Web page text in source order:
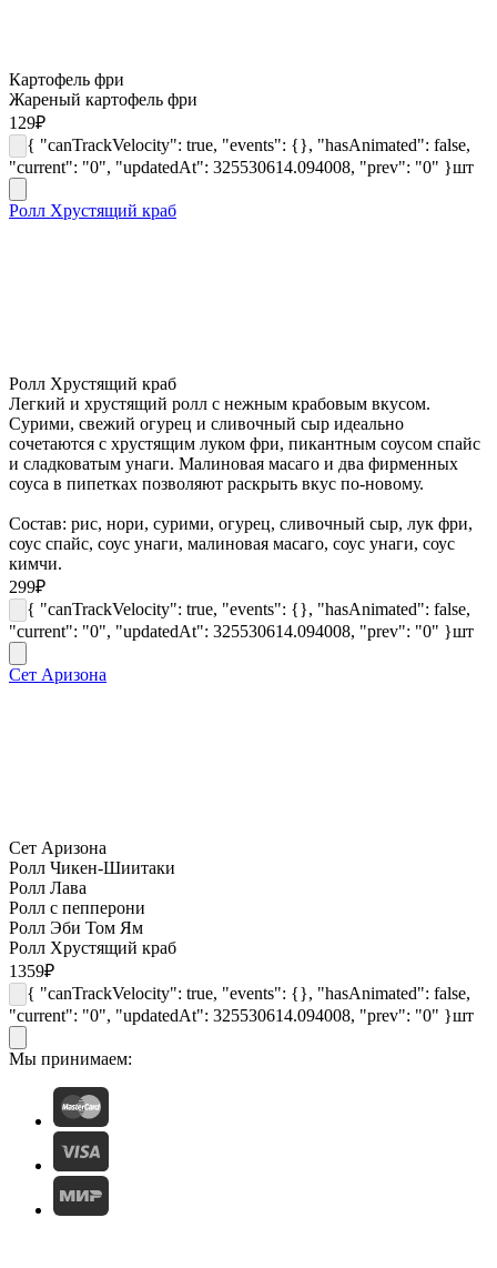
Картофель фри
Жареный картофель фри
129₽
{ "canTrackVelocity": true, "events": {}, "hasAnimated": false,
"current": "0", "updatedAt": 325530614.094008, "prev": "0" }шт
Ролл Хрустящий краб
Ролл Хрустящий краб
Легкий и хрустящий ролл с нежным крабовым вкусом.
Сурими, свежий огурец и сливочный сыр идеально
сочетаются с хрустящим луком фри, пикантным соусом спайс
и сладковатым унаги. Малиновая масаго и два фирменных
соуса в пипетках позволяют раскрыть вкус по-новому.
Состав: рис, нори, сурими, огурец, сливочный сыр, лук фри,
соус спайс, соус унаги, малиновая масаго, соус унаги, соус
кимчи.
299₽
{ "canTrackVelocity": true, "events": {}, "hasAnimated": false,
"current": "0", "updatedAt": 325530614.094008, "prev": "0" }шт
Сет Аризона
Сет Аризона
Ролл Чикен-Шиитаки
Ролл Лава
Ролл с пепперони
Ролл Эби Том Ям
Ролл Хрустящий краб
1359₽
{ "canTrackVelocity": true, "events": {}, "hasAnimated": false,
"current": "0", "updatedAt": 325530614.094008, "prev": "0" }шт
Мы принимаем: